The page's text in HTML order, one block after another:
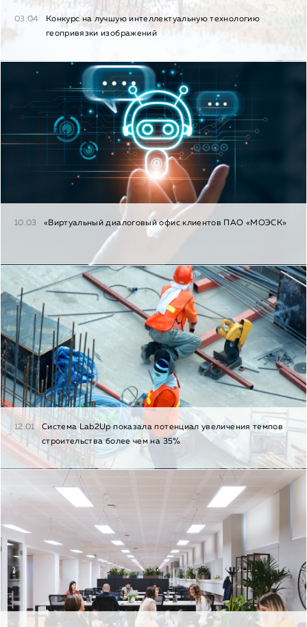
03.04
Конкурс на лучшую интеллектуальную технологию
геопривязки изображений
10.03 «Виртуальный диалоговый офис клиентов ПАО «МОЭСК»
12.01
Cистема Lab2Up показала потенциал увеличения темпов
строительства более чем на 35%